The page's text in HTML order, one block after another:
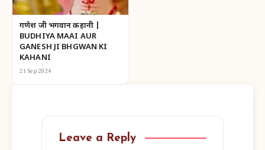
गणेश जी भगवान कहानी |
BUDHIYA MAAI AUR
GANESH JI BHGWAN KI
KAHANI
21 Sep 2024
Leave a Reply